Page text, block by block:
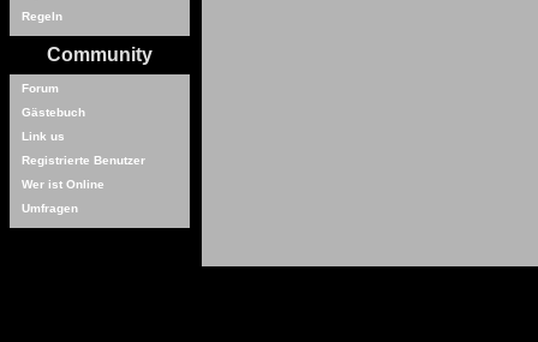
Regeln
Community
Forum
Gästebuch
Link us
Registrierte Benutzer
Wer ist Online
Umfragen